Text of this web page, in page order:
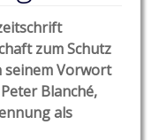
zum Schutz
seinem Vorwort
Blanché,
als